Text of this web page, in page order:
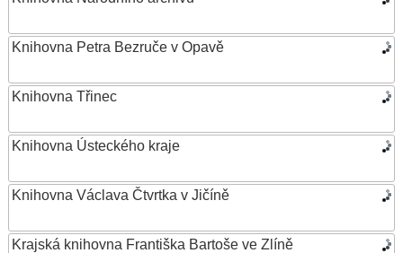
Knihovna Petra Bezruče v Opavě
Knihovna Třinec
Knihovna Ústeckého kraje
Knihovna Václava Čtvrtka v Jičíně
Krajská knihovna Františka Bartoše ve Zlíně